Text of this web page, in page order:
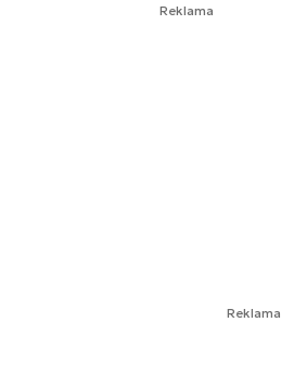
Reklama
Reklama